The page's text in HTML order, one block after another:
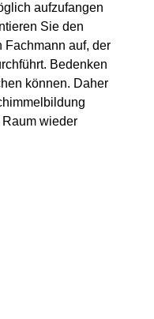
aufzufangen
Sie den
Fachmann auf, der
Bedenken
können. Daher
wieder